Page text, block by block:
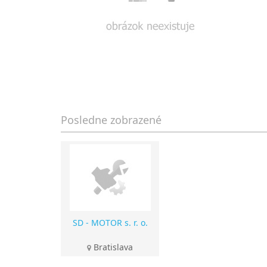
Posledne zobrazené
SD - MOTOR s. r. o.
Bratislava